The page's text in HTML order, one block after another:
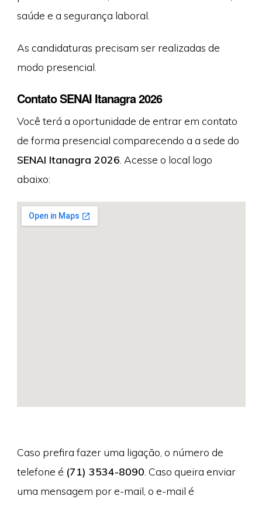
saúde e a segurança laboral.
As candidaturas precisam ser realizadas de
modo presencial.
Contato SENAI Itanagra 2026
Você terá a oportunidade de entrar em contato
de forma presencial comparecendo a a sede do
SENAI Itanagra 2026 . Acesse o local logo
abaixo:
Caso prefira fazer uma ligação, o número de
telefone é (71) 3534-8090 . Caso queira enviar
uma mensagem por e-mail, o e-mail é